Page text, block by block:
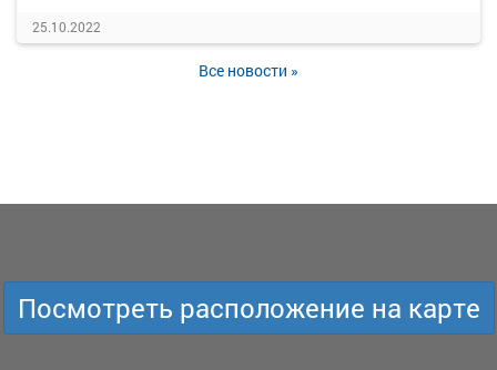
25.10.2022
Все новости »
Посмотреть расположение на карте